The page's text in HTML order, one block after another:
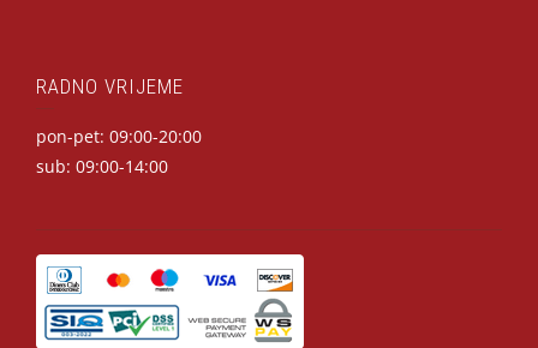
RADNO VRIJEME
pon-pet: 09:00-20:00
sub: 09:00-14:00